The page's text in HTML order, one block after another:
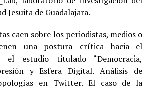
Jesuita de Guadalajara.
caen sobre los periodistas, medios o
una postura crítica hacia el
el estudio titulado “Democracia,
y Esfera Digital. Análisis de
en Twitter. El caso de la